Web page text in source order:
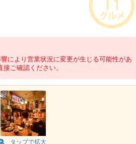
により営業状況に変更が生じる可能性があ
ご確認ください。
タップで拡大